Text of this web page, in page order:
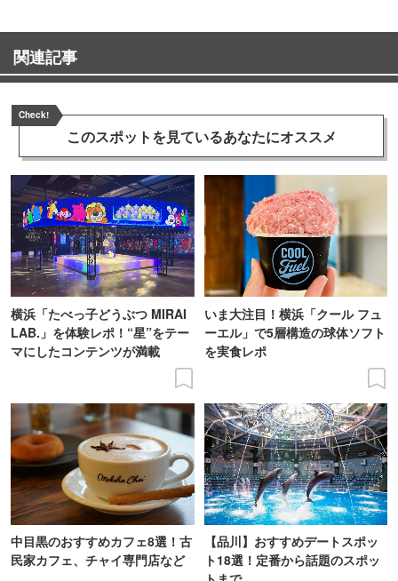
関連記事
Check!
このスポットを見ているあなたにオススメ
横浜「たべっ子どうぶつ MIRAI
LAB.」を体験レポ！“星”をテー
マにしたコンテンツが満載
いま大注目！横浜「クール フュ
ーエル」で5層構造の球体ソフト
を実食レポ
中目黒のおすすめカフェ8選！古
民家カフェ、チャイ専門店など
【品川】おすすめデートスポッ
ト18選！定番から話題のスポッ